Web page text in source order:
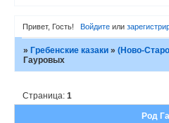
Привет, Гость! Войдитеили
»Гребенские казаки »(Ново-
Гауровых
Род
Страница:1